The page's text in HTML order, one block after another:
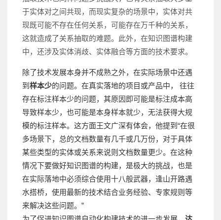
于实体对之间共现，而现实复杂的场景中，实体对共
现既可能不存在任何关系，可能存在万千种的关系，
这就造成了关系抽取的难题。此外，在知识图谱构建
中，还涉及实体消歧、实体融合等方面的技术要求。
除了技术发展本身并不成熟之外，在实际场景中还遇
到 样本少的问题。在真实落地的项目或产品中， 往往
存在标注样本少的问题，其原因即可能是标注成本高
导致样本少，也可能是本身样本就少，无法获得大规
模的标注样本。这方面王文广深有体会，他提到“在很
多场景下，总的文档数量有几千或几万份，对于具体
某些类型的实体或关系来说则文档数量更少。在这种
情况下要做好知识图谱的构建，是极大的挑战，也是
在实际落地中必须综合使用十八般武器，逢山开路遇
水搭桥，使用最新的技术结合业务经验、专家规则等
来解决这些问题。”